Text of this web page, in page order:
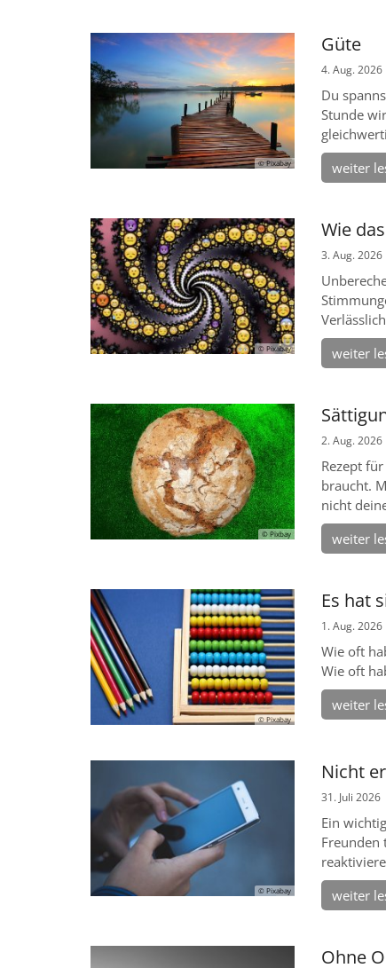
© Pixabay
Güte
4. Aug. 2026
Du
Stunde
weiter
© Pixabay
Wie
3. Aug. 2026
weiter
© Pixbay
2. Aug. 2026
Rezept
braucht.
nicht
weiter
© Pixabay
Es hat
1. Aug. 2026
Wie oft
Wie oft
weiter
© Pixabay
Nicht
31. Juli 2026
Ein
Freunden
weiter
Ohne